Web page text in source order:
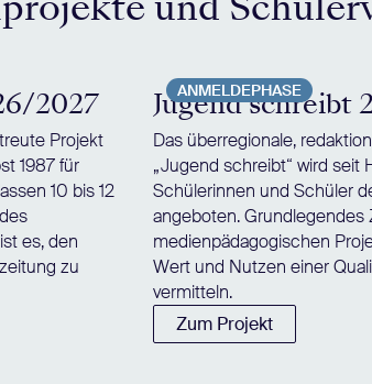
2027
Projekt
1987 für
10 bis 12
es, den
zu
ANMELDEPHASE
Jugend schreibt
Das überregionale,
„Jugend schreibt“ wird seit
Schülerinnen und Schüler
angeboten. Grundlegendes
medienpädagogischen
Wert und Nutzen einer
vermitteln.
Zum Projekt